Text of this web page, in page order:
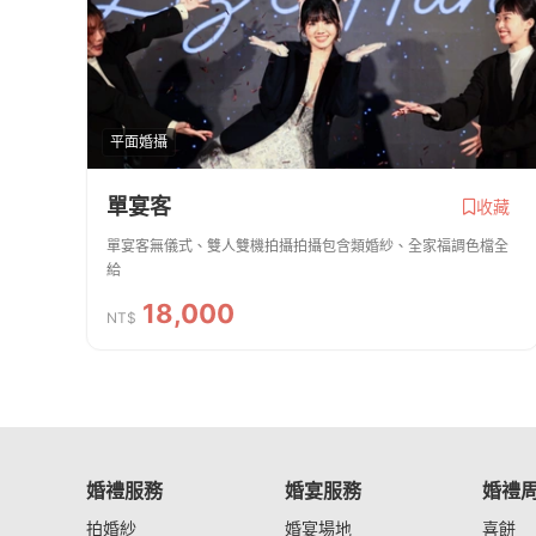
平面婚攝
單宴客 收藏
單宴客無儀式、雙人雙機拍攝拍攝包含類婚紗、全家福調色檔全
給
NT$ 18,000
婚禮服務
拍婚紗
婚宴服務
婚宴場地
婚禮
喜餅